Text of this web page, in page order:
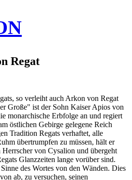
Regat
so verleiht auch Arkon von Regat
Große" ist der Sohn Kaiser Apios von
monarchische Erbfolge an und regiert
östlichen Gebirge gelegene Reich
Tradition Regats verhaftet, alle
übertrumpfen zu müssen, hält er
Herrscher von Cysalion und übergeht
Glanzzeiten lange vorüber sind.
des Wortes von den Wänden. Dies
ab, zu versuchen, seinen